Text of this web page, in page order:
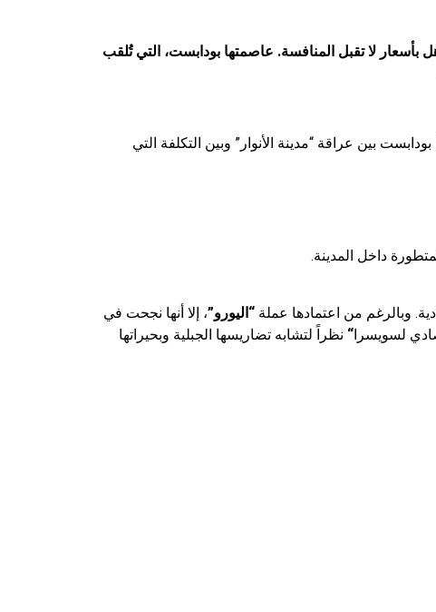
بأسعار لا تقبل المنافسة. عاصمتها بودابست، التي تُلقب
بين عراقة “مدينة الأنوار” وبين التكلفة التي
داخل المدينة.
وبالرغم من اعتمادها عملة “اليورو”، إلا أنها نجحت في
لسويسرا“ نظراً لتشابه تضاريسها الجبلية وبحيراتها